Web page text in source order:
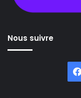
Nous suivre